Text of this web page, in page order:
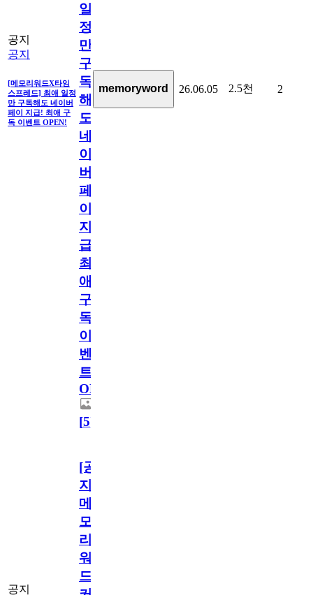
공지
공지
[메모리워드X타임
스프레드] 최애 일정
만 구독해도 네이버
페이 지급! 최애 구
독 이벤트 OPEN!
일
정
만
구
독
해
도
네
이
버
페
이
지
급!
최
애
구
독
이
벤
트
OPEN!
[5]
memoryword 26.06.05 2.5천 2
공지
[공
지]
메
모
리
워
드